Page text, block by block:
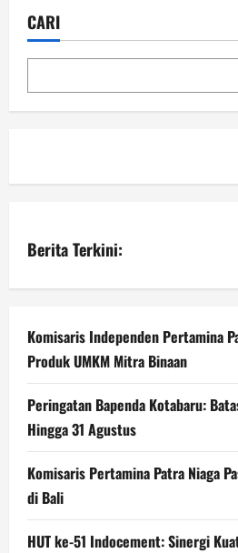
CARI
Berita Terkini:
Komisaris Independen Pertamina
Produk UMKM Mitra Binaan
Peringatan Bapenda Kotabaru:
Hingga 31 Agustus
Komisaris Pertamina Patra Niaga
di Bali
HUT ke-51 Indocement: Sinergi